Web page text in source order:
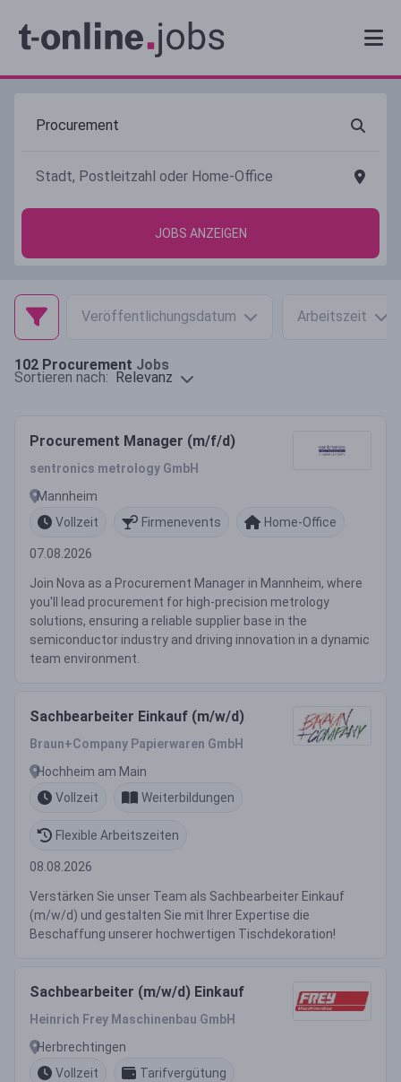
JOBS ANZEIGEN
Veröffentlichungsdatum Arbeitszeit
102 Procurement Jobs
Sortieren nach: Relevanz
Procurement Manager (m/f/d)
sentronics metrology GmbH
Mannheim
Vollzeit
Firmenevents Home-Office
07.08.2026
Join Nova as a Procurement Manager in Mannheim, where
you'll lead procurement for high-precision metrology
solutions, ensuring a reliable supplier base in the
semiconductor industry and driving innovation in a dynamic
team environment.
Sachbearbeiter Einkauf (m/w/d)
Braun+Company Papierwaren GmbH
Hochheim am Main
Vollzeit
Weiterbildungen
Flexible Arbeitszeiten
08.08.2026
Verstärken Sie unser Team als Sachbearbeiter Einkauf
(m/w/d) und gestalten Sie mit Ihrer Expertise die
Beschaffung unserer hochwertigen Tischdekoration!
Sachbearbeiter (m/w/d) Einkauf
Heinrich Frey Maschinenbau GmbH
Herbrechtingen
Vollzeit
Tarifvergütung